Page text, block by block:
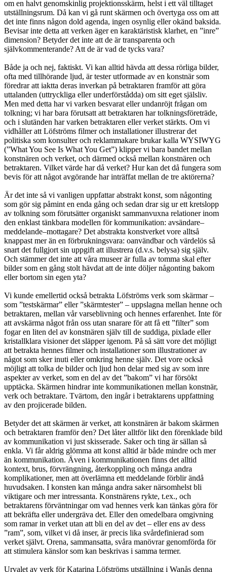
om en halvt genomskinlig projektionsskärm, helst i ett väl tilltaget
utställningsrum. Då kan vi gå runt skärmen och övertyga oss om att
det inte finns någon dold agenda, ingen osynlig eller okänd baksida.
Bevisar inte detta att verken äger en karaktäristisk klarhet, en ”inre”
dimension? Betyder det inte att de är transparenta och
självkommenterande? Att de är vad de tycks vara?
Både ja och nej, faktiskt. Vi kan alltid hävda att dessa rörliga bilder,
ofta med tillhörande ljud, är tester utformade av en konstnär som
föredrar att iaktta deras inverkan på betraktaren framför att göra
uttalanden (uttryckliga eller underförstådda) om sitt eget själsliv.
Men med detta har vi varken besvarat eller undanröjt frågan om
tolkning; vi har bara förutsatt att betraktaren har tolkningsföreträde,
och i slutänden har varken betraktaren eller verket stärkts. Om vi
vidhåller att Löfströms filmer och installationer illustrerar det
politiska som konsulter och reklammakare brukar kalla WYSIWYG
(”What You See Is What You Get”) klipper vi bara bandet mellan
konstnären och verket, och därmed också mellan konstnären och
betraktaren. Vilket värde har då verket? Hur kan det då fungera som
bevis för att något avgörande har inträffat mellan de tre aktörerna?
Är det inte så vi vanligen uppfattar abstrakt konst, som någonting
som gör sig påmint en enda gång och sedan drar sig ur ett kretslopp
av tolkning som förutsätter organiskt sammanvuxna relationer inom
den enklast tänkbara modellen för kommunikation: avsändare–
meddelande–mottagare? Det abstrakta konstverket vore alltså
knappast mer än en förbrukningsvara: oanvändbar och värdelös så
snart det fullgjort sin uppgift att illustrera (d.v.s. belysa) sig själv.
Och stämmer det inte att våra museer är fulla av tomma skal efter
bilder som en gång stolt hävdat att de inte döljer någonting bakom
eller bortom sin egen yta?
Vi kunde emellertid också betrakta Löfströms verk som skärmar –
som ”testskärmar” eller ”skärmtester” – uppslagna mellan henne och
betraktaren, mellan vår varseblivning och hennes erfarenhet. Inte för
att avskärma något från oss utan snarare för att få ett ”filter” som
fogar en liten del av konstnären själv till de suddiga, pixlade eller
kristallklara visioner det släpper igenom. På så sätt vore det möjligt
att betrakta hennes filmer och installationer som illustrationer av
något som sker inuti eller omkring henne själv. Det vore också
möjligt att tolka de bilder och ljud hon delar med sig av som inre
aspekter av verket, som en del av det ”bakom” vi har försökt
upptäcka. Skärmen hindrar inte kommunikationen mellan konstnär,
verk och betraktare. Tvärtom, den ingår i betraktarens uppfattning
av den projicerade bilden.
Betyder det att skärmen är verket, att konstnären är bakom skärmen
och betraktaren framför den? Det låter alltför likt den förenklade bild
av kommunikation vi just skisserade. Saker och ting är sällan så
enkla. Vi får aldrig glömma att konst alltid är både mindre och mer
än kommunikation. Även i kommunikationen finns det alltid
kontext, brus, förvrängning, återkoppling och många andra
komplikationer, men att överlämna ett meddelande förblir ändå
huvudsaken. I konsten kan många andra saker närsomhelst bli
viktigare och mer intressanta. Konstnärens rykte, t.ex., och
betraktarens förväntningar om vad hennes verk kan tänkas göra för
att bekräfta eller undergräva det. Eller den omedelbara omgivning
som ramar in verket utan att bli en del av det – eller ens av dess
”ram”, som, vilket vi då inser, är precis lika svårdefinierad som
verket självt. Orena, sammansatta, svåra manövrar genomförda för
att stimulera känslor som kan beskrivas i samma termer.
Urvalet av verk för Katarina Löfströms utställning i Wanås denna